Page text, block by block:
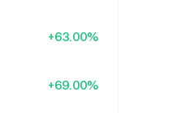
+63.00%
+69.00%